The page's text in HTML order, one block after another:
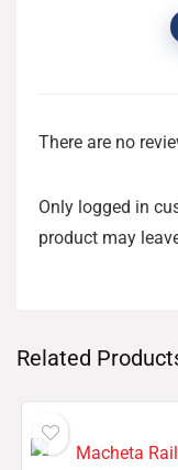
There are no
Only logged in
product may
Related